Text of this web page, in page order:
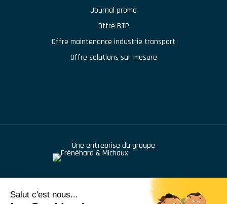
Journal promo
Offre BTP
Offre maintenance industrie transport
Offre solutions sur-mesure
Une entreprise du groupe